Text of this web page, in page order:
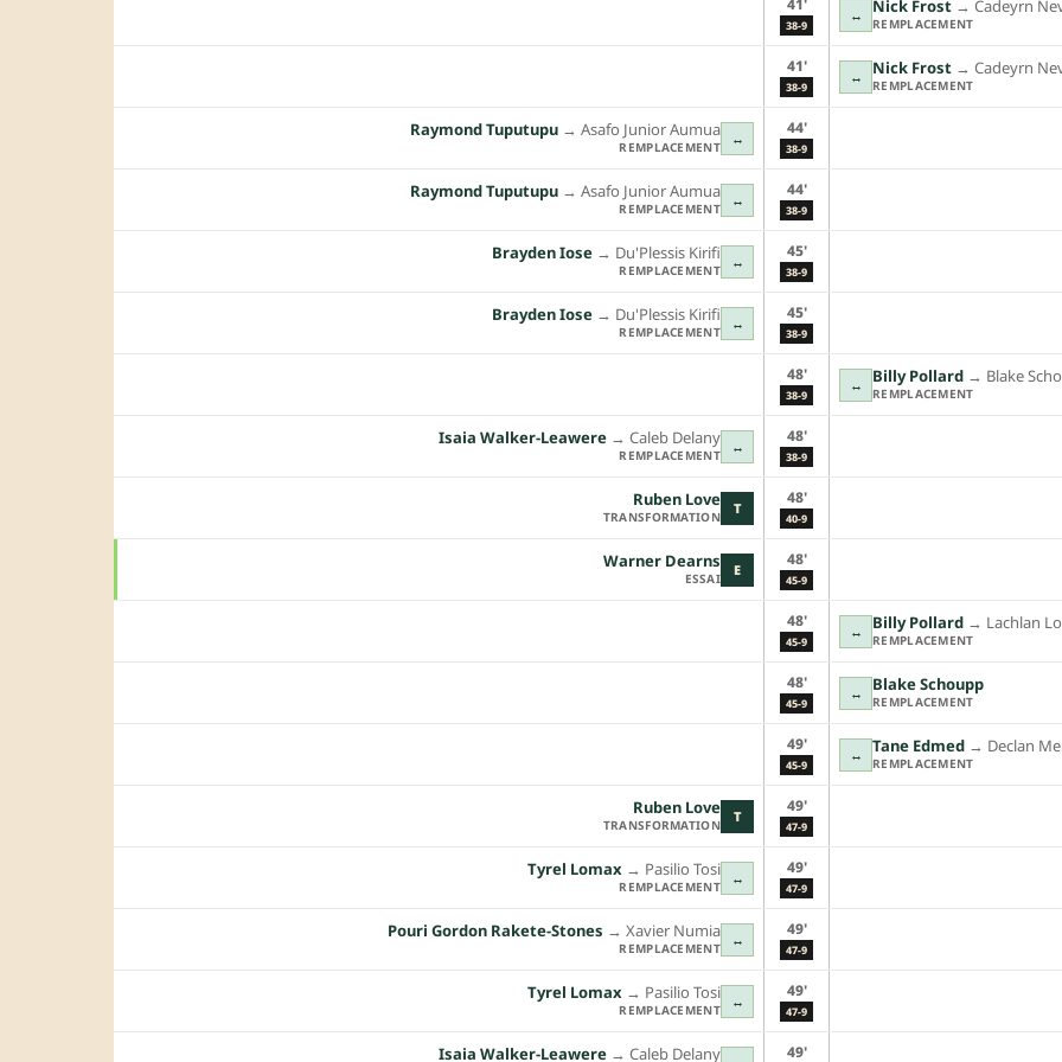
41'
38-9
↔ Nick Frost →︎ Cadeyrn
REMPLACEMENT
41'
38-9
↔ Nick Frost →︎ Cadeyrn
REMPLACEMENT
↔
Raymond Tuputupu →︎ Asafo Junior Aumua
REMPLACEMENT
44'
38-9
↔
Raymond Tuputupu →︎ Asafo Junior Aumua
REMPLACEMENT
44'
38-9
↔
Brayden Iose →︎ Du'Plessis Kirifi
REMPLACEMENT
45'
38-9
↔
Brayden Iose →︎ Du'Plessis Kirifi
REMPLACEMENT
45'
38-9
48'
38-9
↔ Billy Pollard →︎ Blake
REMPLACEMENT
↔
Isaia Walker-Leawere →︎ Caleb Delany
REMPLACEMENT
48'
38-9
T
Ruben Love
TRANSFORMATION
48'
40-9
E
Warner Dearns
ESSAI
48'
45-9
48'
45-9
↔ Billy Pollard →︎ Lachlan
REMPLACEMENT
48'
45-9
↔ Blake Schoupp
REMPLACEMENT
49'
45-9
↔ Tane Edmed →︎ Declan
REMPLACEMENT
T
Ruben Love
TRANSFORMATION
49'
47-9
↔
Tyrel Lomax →︎ Pasilio Tosi
REMPLACEMENT
49'
47-9
↔
Pouri Gordon Rakete-Stones →︎ Xavier Numia
REMPLACEMENT
49'
47-9
↔
Tyrel Lomax →︎ Pasilio Tosi
REMPLACEMENT
49'
47-9
Isaia Walker-Leawere →︎ Caleb Delany 49'